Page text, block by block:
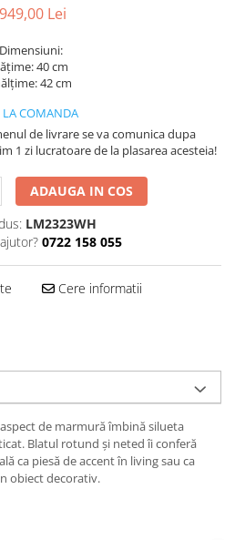
949,00 Lei
Dimensiuni:
40 cm
42 cm
LA COMANDA
de livrare se va comunica dupa
1 zi lucratoare de la plasarea acesteia!
ADAUGA IN COS
LM2323WH
0722 158 055
Cere informatii
de marmură îmbină silueta
Blatul rotund și neted îi conferă
ca piesă de accent în living sau ca
obiect decorativ.